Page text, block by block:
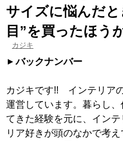
サイズに悩んだと
目”を買ったほう
カジキ
バックナンバー
カジキです!! インテリア
運営しています。暮らし
てきた経験を元に、イン
リア好きが頭のなかで考